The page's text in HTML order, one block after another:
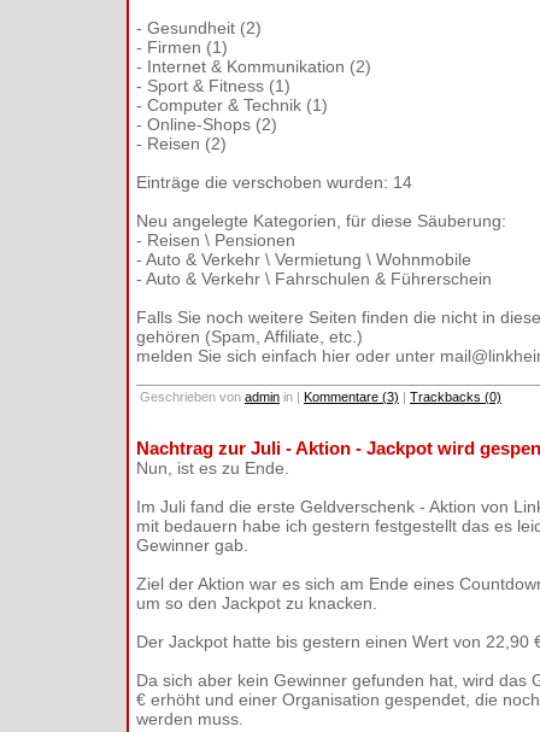
- Gesundheit (2)
- Firmen (1)
- Internet & Kommunikation (2)
- Sport & Fitness (1)
- Computer & Technik (1)
- Online-Shops (2)
- Reisen (2)
Einträge die verschoben wurden: 14
Neu angelegte Kategorien, für diese Säuberung:
- Reisen \ Pensionen
- Auto & Verkehr \ Vermietung \ Wohnmobile
- Auto & Verkehr \ Fahrschulen & Führerschein
Falls Sie noch weitere Seiten finden die nicht in
gehören (Spam, Affiliate, etc.)
melden Sie sich einfach hier oder unter
Geschrieben von admin in | Kommentare (3) | Trackbacks (0)
Nachtrag zur Juli - Aktion - Jackpot wird
Nun, ist es zu Ende.
Im Juli fand die erste Geldverschenk - Aktion von
mit bedauern habe ich gestern festgestellt das es
Gewinner gab.
Ziel der Aktion war es sich am Ende eines
um so den Jackpot zu knacken.
Der Jackpot hatte bis gestern einen Wert von 22,90
Da sich aber kein Gewinner gefunden hat, wird das
€ erhöht und einer Organisation gespendet, die
werden muss.